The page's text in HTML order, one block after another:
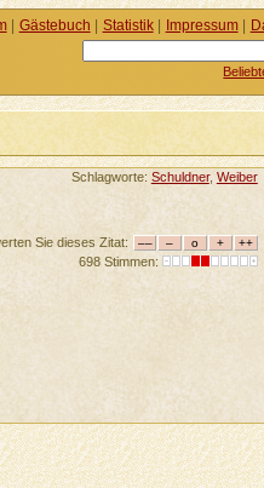
Schlagworte: Schuldner, Weiber
Sie dieses Zitat:
698 Stimmen:
| Gästebuch | Statistik| Impressum|